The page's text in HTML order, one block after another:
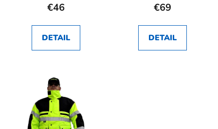
€46
DETAIL
€69
DETAIL